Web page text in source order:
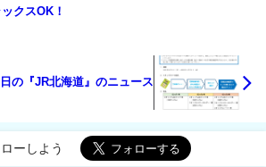
ックスOK！
の『JR北海道』のニュース
ーしよう